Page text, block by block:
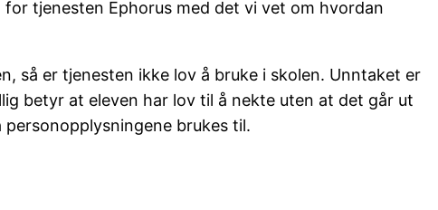
tjenesten Ephorus med det vi vet om hvordan
så er tjenesten ikke lov å bruke i skolen. Unntaket er
betyr at eleven har lov til å nekte uten at det går ut
brukes til.